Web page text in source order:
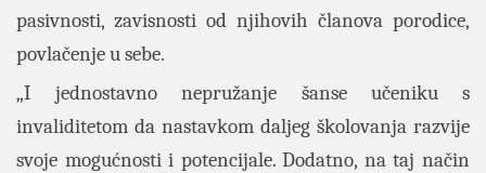
pasivnosti, zavisnosti od njihovih članova porodice,
povlačenje u sebe.
„I jednostavno nepružanje šanse učeniku s
invaliditetom da nastavkom daljeg školovanja razvije
svoje mogućnosti i potencijale. Dodatno, na taj način